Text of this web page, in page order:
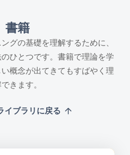
書籍
グの基礎を理解するために、
ひとつです。書籍で理論を学
概念が出てきてもすばやく理
きます。
イブラリに戻る